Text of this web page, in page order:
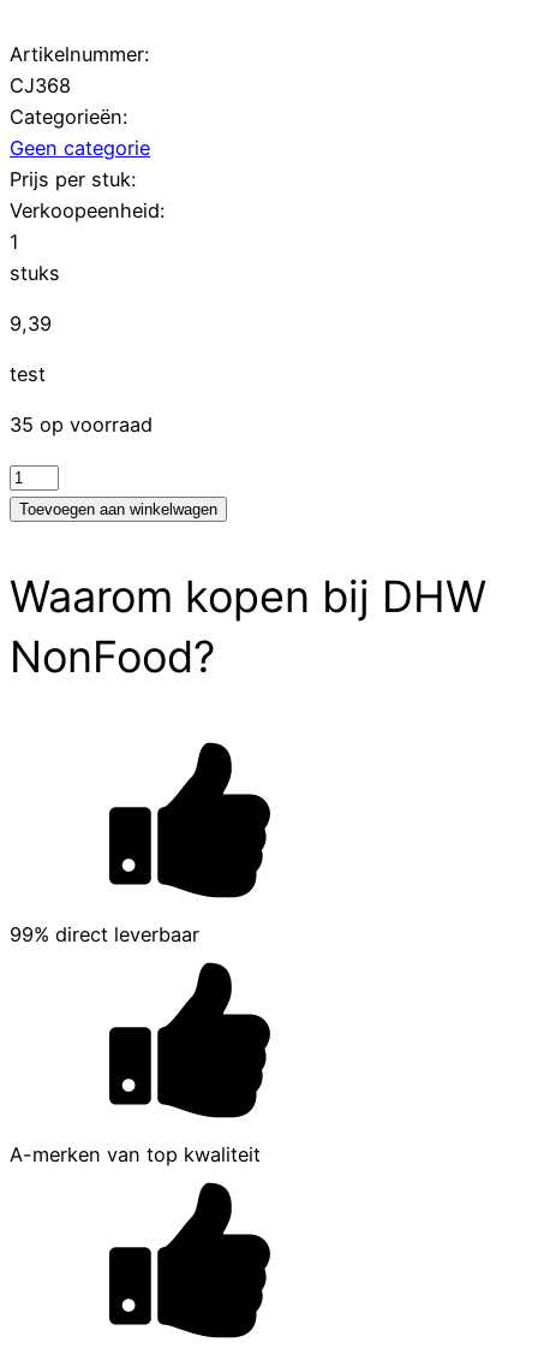
Artikelnummer:
CJ368
Categorieën:
Geen categorie
Prijs per stuk:
Verkoopeenheid:
1
stuks
9,39
test
35 op voorraad
test
aantal
Toevoegen aan winkelwagen
Waarom kopen bij DHW
NonFood?
99% direct leverbaar
A-merken van top kwaliteit